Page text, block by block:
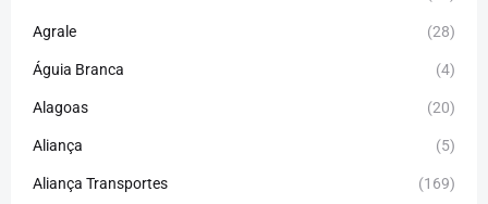
Agrale (28)
Águia Branca (4)
Alagoas (20)
Aliança (5)
Aliança Transportes (169)